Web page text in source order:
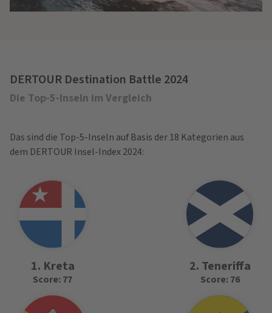
DERTOUR Destination Battle 2024
Die Top-5-Inseln im Vergleich
Das sind die Top-5-Inseln auf Basis der 18 Kategorien aus
dem DERTOUR Insel-Index 2024:
1. Kreta
Score: 77
2. Teneriffa
Score: 76